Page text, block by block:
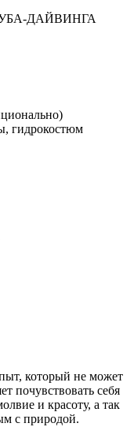
ДАЙВИНГА
гидрокостюм
который не может
почувствовать себя
и красоту, а так
с природой.